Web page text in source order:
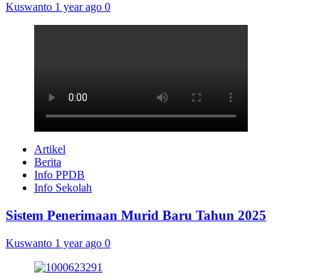
Kuswanto 1 year ago 0
Artikel
Berita
Info PPDB
Info Sekolah
Sistem Penerimaan Murid Baru Tahun 2025
Kuswanto 1 year ago 0